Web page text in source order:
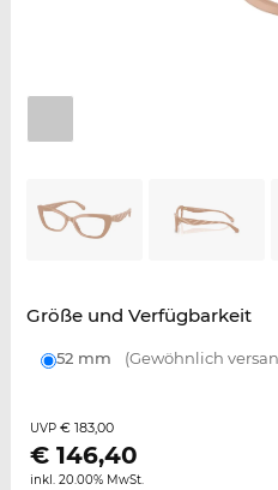
Größe und Verfügbarkeit
52 mm (Gewöhnlich
UVP € 183,00
€ 146,40
inkl. 20.00% MwSt.